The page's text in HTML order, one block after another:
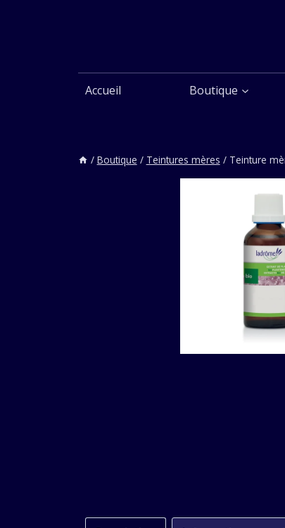
Accueil Boutique
/ Boutique / Teintures mères / Teinture